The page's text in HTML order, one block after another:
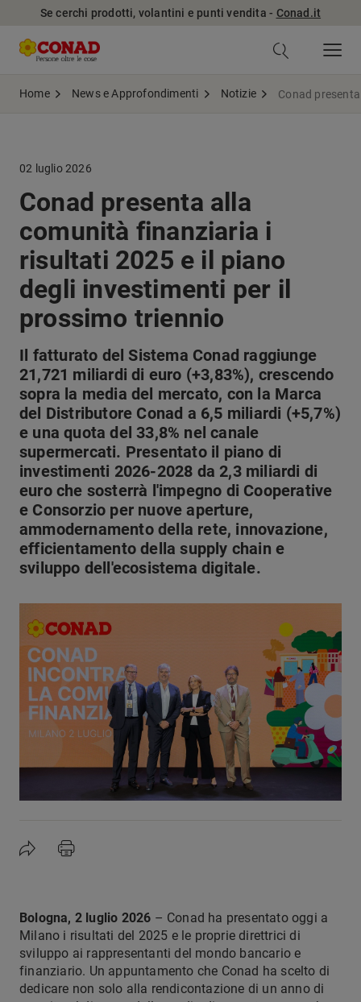
Se cerchi prodotti, volantini e punti vendita - Conad.it
Home News e Approfondimenti Notizie Conad
02 luglio 2026
Conad presenta alla
comunità finanziaria i
risultati 2025 e il piano
degli investimenti per il
prossimo triennio
Il fatturato del Sistema Conad raggiunge
21,721 miliardi di euro (+3,83%), crescendo
sopra la media del mercato, con la Marca
del Distributore Conad a 6,5 miliardi (+5,7%)
e una quota del 33,8% nel canale
supermercati. Presentato il piano di
investimenti 2026-2028 da 2,3 miliardi di
euro che sosterrà l'impegno di Cooperative
e Consorzio per nuove aperture,
ammodernamento della rete, innovazione,
efficientamento della supply chain e
sviluppo dell'ecosistema digitale.
Bologna, 2 luglio 2026 – Conad ha presentato oggi a
Milano i risultati del 2025 e le proprie direttrici di
sviluppo ai rappresentanti del mondo bancario e
finanziario. Un appuntamento che Conad ha scelto di
dedicare non solo alla rendicontazione di un anno di